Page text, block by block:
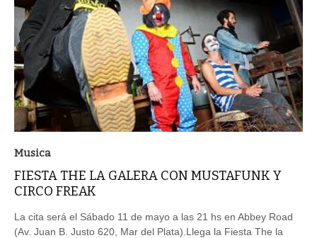
Musica
FIESTA THE LA GALERA CON MUSTAFUNK Y
CIRCO FREAK
La cita será el Sábado 11 de mayo a las 21 hs en Abbey Road
(Av. Juan B. Justo 620, Mar del Plata).Llega la Fiesta The la